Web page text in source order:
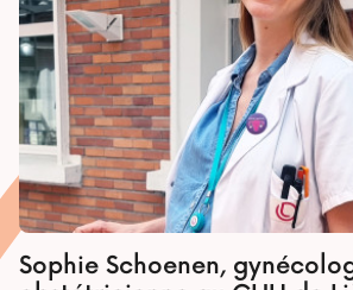
Sophie Schoenen,